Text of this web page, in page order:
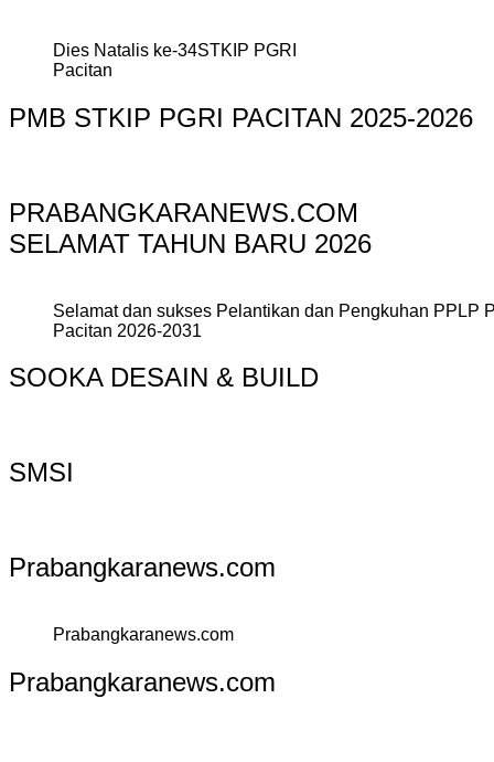
Dies Natalis ke-34STKIP PGRI
Pacitan
PMB STKIP PGRI PACITAN 2025-2026
PRABANGKARANEWS.COM
SELAMAT TAHUN BARU 2026
Selamat dan sukses Pelantikan dan Pengkuhan PPLP
Pacitan 2026-2031
SOOKA DESAIN & BUILD
SMSI
Prabangkaranews.com
Prabangkaranews.com
Prabangkaranews.com